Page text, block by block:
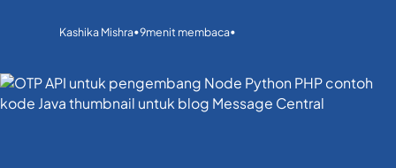
Kashika Mishra•9menit membaca•